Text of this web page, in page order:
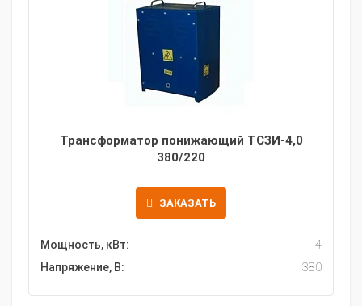
Трансформатор понижающий ТСЗИ-4,0
380/220
ЗАКАЗАТЬ
Мощность, кВт:
4
Напряжение, В:
380